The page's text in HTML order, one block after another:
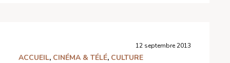
12 septembre 2013
ACCUEIL, CINÉMA & TÉLÉ, CULTURE